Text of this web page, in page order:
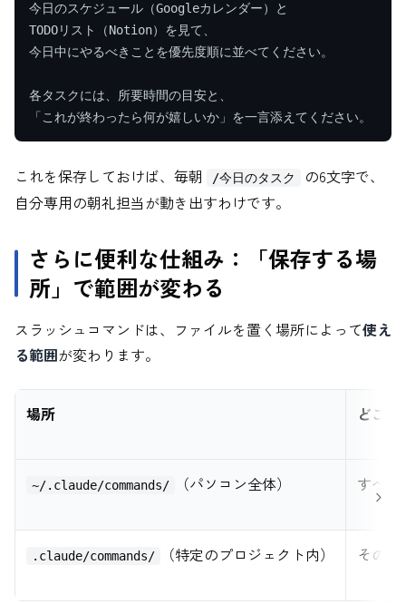
今日のスケジュール（Googleカレンダー）と
TODOリスト（Notion）を見て、
今日中にやるべきことを優先度順に並べてください。
各タスクには、所要時間の目安と、
「これが終わったら何が嬉しいか」を一言添えてください。
これを保存しておけば、毎朝 /今日のタスク
の6文字で、
自分専用の朝礼担当が動き出すわけです。
さらに便利な仕組み：「保存する場
所」で範囲が変わる
スラッシュコマンドは、ファイルを置く場所によって使え
る範囲が変わります。
場所 どこ
~/.claude/commands/ （パソコン全体） すべて
.claude/commands/ （特定のプロジェクト内） その